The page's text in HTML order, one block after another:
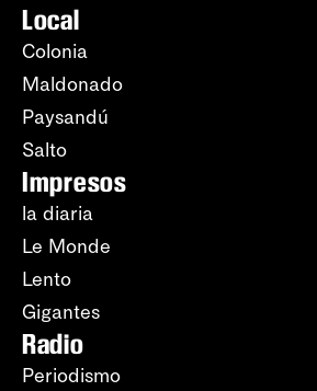
Local
Colonia
Maldonado
Paysandú
Salto
Impresos
la diaria
Le Monde
Lento
Gigantes
Radio
Periodismo